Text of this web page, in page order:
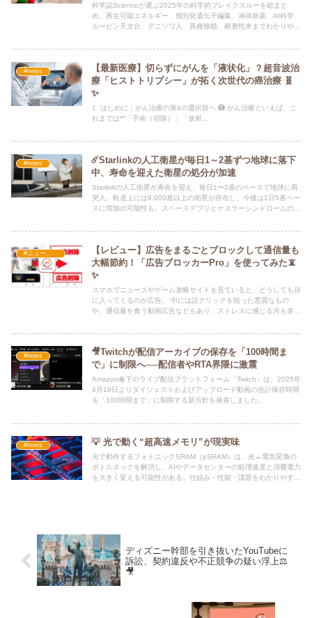
科学誌Scienceが選ぶ2025年の科学的ブレイクスルーを総まと
め。再生可能エネルギー、個別化遺伝子編集、淋病新薬、AI科学、
ルービン天文台、デニソワ人、異種移植、耐暑性米までわかりやす
#news
【最新医療】切らずにがんを「液状化」？超音波治
療「ヒストトリプシー」が拓く次世代の癌治療 🧬
✨
1. はじめに：がん治療の第4の選択肢へ 🏥 がん治療といえば、こ
れまでは**「手術（切除）」「放射...
#news
☄️Starlinkの人工衛星が毎日1～2基ずつ地球に落下
中、寿命を迎えた衛星の処分が加速
Starlinkの人工衛星が寿命を迎え、毎日1〜2基のペースで地球に再
突入。軌道上には9,000基以上の衛星が存在し、今後は1日5基ペー
スに増加の可能性も。スペースデブリとケスラーシンドロームの懸
【レビュー】広告をまるごとブロックして通信量も
大幅節約！「広告ブロッカーPro」を使ってみた📵
✨
スマホでニュースやゲーム攻略サイトを見ていると、どうしても目
に入ってくるのが広告。 中には誤クリックを狙った悪質なもの
や、通信量を食う動画広告などもあり、ストレスに感じる方も多い
#news
🎥Twitchが配信アーカイブの保存を「100時間ま
で」に制限へ──配信者やRTA界隈に激震
Amazon傘下のライブ配信プラットフォーム「Twitch」は、2025年
4月19日よりダイジェストおよびアップロード動画の合計保存時間
を「100時間まで」に制限する新方針を発表しました。
#news 💡 光で動く“超高速メモリ”が現実味
光で動作するフォトニックSRAM（pSRAM）は、光↔電気変換の
ボトルネックを解消し、AIやデータセンターの処理速度と消費電力
を大きく変える可能性がある。仕組み・性能・課題をわかりやすく
ディズニー幹部を引き抜いたYouTubeに
訴訟、契約違反や不正競争の疑い浮上⚖️
🎥